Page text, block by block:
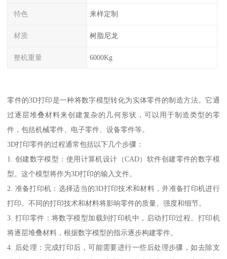
特色 来样定制
材质 树脂尼龙
整机重量 6000Kg
零件的3D打印是一种将数字模型转化为实体零件的制造方法。它通
过逐层堆叠材料来创建复杂的几何形状，可以用于制造类型的零
件，包括机械零件、电子零件、设备零件等。
3D打印零件的过程通常包括以下几个步骤：
1. 创建数字模型：使用计算机设计（CAD）软件创建零件的数字模
型。这个模型将作为3D打印的输入文件。
2. 准备打印机：选择适当的3D打印技术和材料，并准备打印机进行
打印。不同的打印技术和材料将影响零件的质量、强度和细节。
3. 打印零件：将数字模型加载到打印机中，启动打印过程。打印机
将逐层堆叠材料，根据数字模型的指示逐步构建零件。
4. 后处理：完成打印后，可能需要进行一些后处理步骤，如去除支